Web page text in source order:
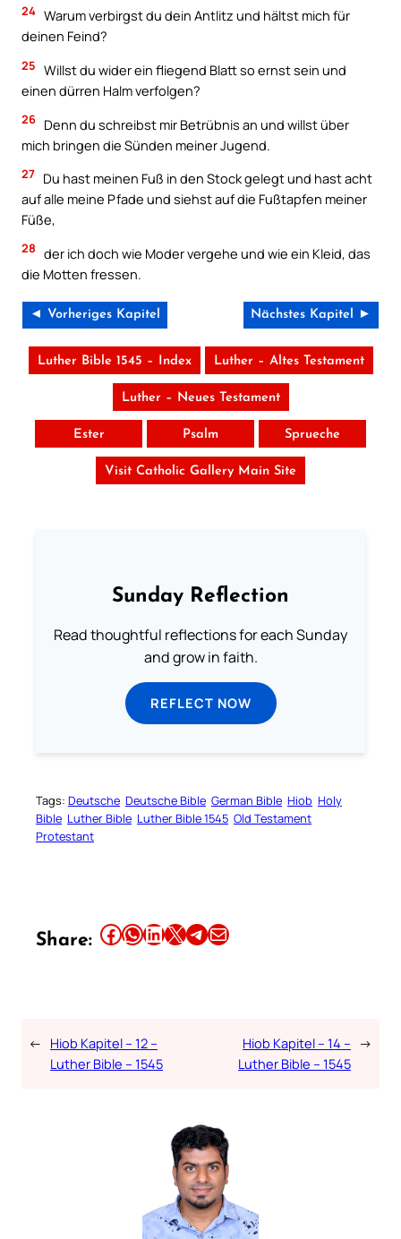
24 Warum verbirgst du dein Antlitz und hältst mich für
deinen Feind?
25 Willst du wider ein fliegend Blatt so ernst sein und
einen dürren Halm verfolgen?
26 Denn du schreibst mir Betrübnis an und willst über
mich bringen die Sünden meiner Jugend.
27 Du hast meinen Fuß in den Stock gelegt und hast acht
auf alle meine Pfade und siehst auf die Fußtapfen meiner
Füße,
28 der ich doch wie Moder vergehe und wie ein Kleid, das
die Motten fressen.
◄ Vorheriges Kapitel Nächstes Kapitel ►
Luther Bible 1545 – Index Luther – Altes Testament
Luther – Neues Testament
Ester Psalm Sprueche
Visit Catholic Gallery Main Site
Sunday Reflection
Read thoughtful reflections for each Sunday
and grow in faith.
REFLECT NOW
Tags: Deutsche Deutsche Bible German Bible Hiob Holy
Bible Luther Bible Luther Bible 1545 Old Testament
Protestant
Share: Share this article on Facebook Share this article on WhatsApp Share this article on LinkedIn Share this article on X Share this article on TelegramEmail this Article
← Hiob Kapitel – 12 –
Luther Bible – 1545
Hiob Kapitel – 14 –
Luther Bible – 1545
→